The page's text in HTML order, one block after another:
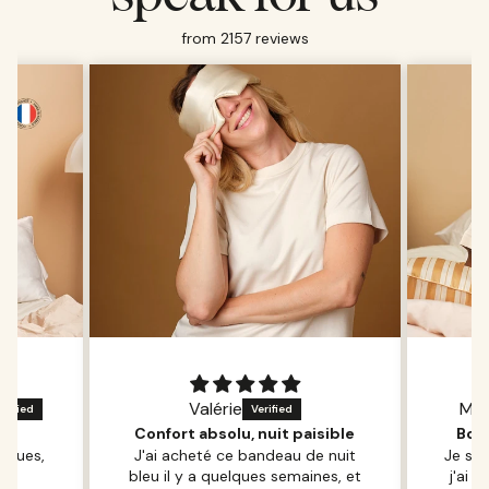
from 2157 reviews
Valérie
Confort absolu, nuit paisible
J'ai acheté ce bandeau de nuit
bleu il y a quelques semaines, et
Je
j'ai